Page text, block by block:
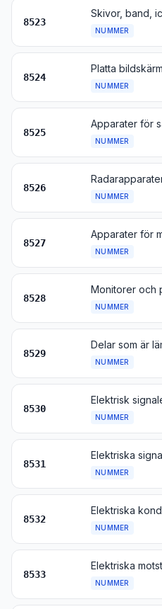
8523
NUMMER
8524
NUMMER
8525
NUMMER
8526
NUMMER
8527
NUMMER
8528
NUMMER
8529
NUMMER
8530
NUMMER
8531
NUMMER
8532
NUMMER
8533
NUMMER